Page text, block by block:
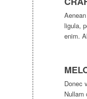
ligula,
enim.
Donec
Nullam